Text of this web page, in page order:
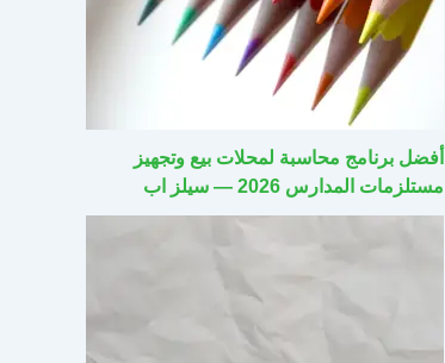
أفضل برنامج محاسبة لمحلات بيع وتجهيز
مستلزمات المدارس 2026 — سيلز اب